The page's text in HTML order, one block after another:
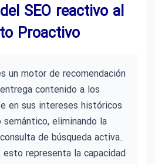
SEO reactivo al
Proactivo
un motor de recomendación
contenido a los
en sus intereses históricos
eliminando la
de búsqueda activa.
esto representa la capacidad